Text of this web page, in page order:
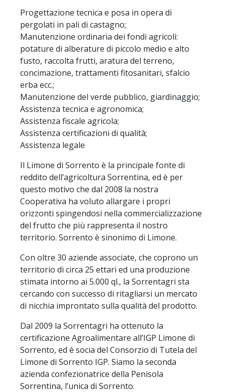
Progettazione tecnica e posa in opera di
pergolati in pali di castagno;
Manutenzione ordinaria dei fondi agricoli:
potature di alberature di piccolo medio e alto
fusto, raccolta frutti, aratura del terreno,
concimazione, trattamenti fitosanitari, sfalcio
erba ecc.;
Manutenzione del verde pubblico, giardinaggio;
Assistenza tecnica e agronomica;
Assistenza fiscale agricola;
Assistenza certificazioni di qualità;
Assistenza legale
Il Limone di Sorrento è la principale fonte di
reddito dell’agricoltura Sorrentina, ed è per
questo motivo che dal 2008 la nostra
Cooperativa ha voluto allargare i propri
orizzonti spingendosi nella commercializzazione
del frutto che più rappresenta il nostro
territorio. Sorrento è sinonimo di Limone.
Con oltre 30 aziende associate, che coprono un
territorio di circa 25 ettari ed una produzione
stimata intorno ai 5.000 ql., la Sorrentagri sta
cercando con successo di ritagliarsi un mercato
di nicchia improntato sulla qualità del prodotto.
Dal 2009 la Sorrentagri ha ottenuto la
certificazione Agroalimentare all’IGP Limone di
Sorrento, ed è socia del Consorzio di Tutela del
Limone di Sorrento IGP. Siamo la seconda
azienda confezionatrice della Penisola
Sorrentina, l’unica di Sorrento.